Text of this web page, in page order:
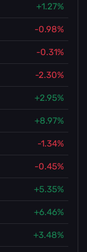
+1.27%
-0.98%
-0.31%
-2.30%
+2.95%
+8.97%
-1.34%
-0.45%
+5.35%
+6.46%
+3.48%